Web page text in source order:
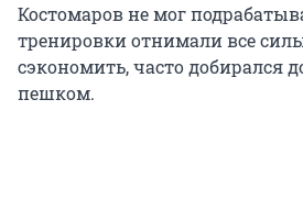
Костомаров не мог
тренировки отнимали все
сэкономить, часто добирался
пешком.